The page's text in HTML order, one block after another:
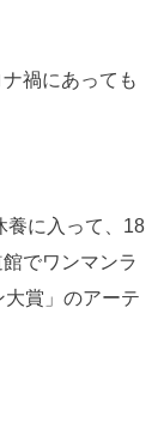
禍にあっても
養に入って、18
でワンマンラ
賞」のアーテ